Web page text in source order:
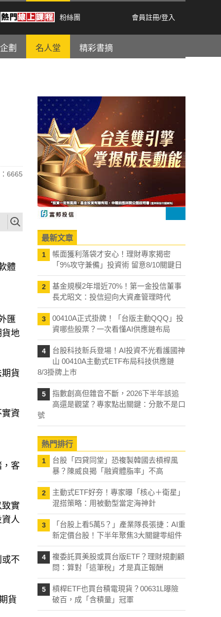
粉絲團 會員註冊/登入
劃 名人堂 精彩書摘
6665
體
匯
貨地
貨
資
，客
致實
資人
不
貨
最新文章
1
帳面獲利落袋才安心！理財專家揭密
「9%攻守兼備」投資術 留意8/10關鍵日
2
基金規模2年增近70%！第一金投信董事
長尤昭文：投信迎向大資產管理時代
3
00410A正式掛牌！「台版主動QQQ」投
資哪些股票？一次看懂AI供應鏈布局
4
台股科技新兵登場！AI投資不光看護國神
山 00410A主動式ETF布局科技供應鏈
8/3掛牌上市
5
指數創高但雜音不斷，2026下半年該追
高還是觀望？專家點出關鍵：分散不是口
號
熱門排行
1
台股「四貸同堂」恐複製韓國去槓桿風
暴？陳威良揭「融資體脂率」不高
2
主動式ETF好夯！專家曝「核心＋衛星」
混搭策略：用被動型當定海神針
3
「台股上看5萬5？」產業隊長張捷：AI重
新定價台股！下半年聚焦3大關鍵零組件
4
複委託買美股或買台版ETF？理財規劃顧
問：算對「這筆稅」才是真正報酬
5
槓桿ETF也買台積電現貨？00631L曝險
破百，成「含積量」冠軍